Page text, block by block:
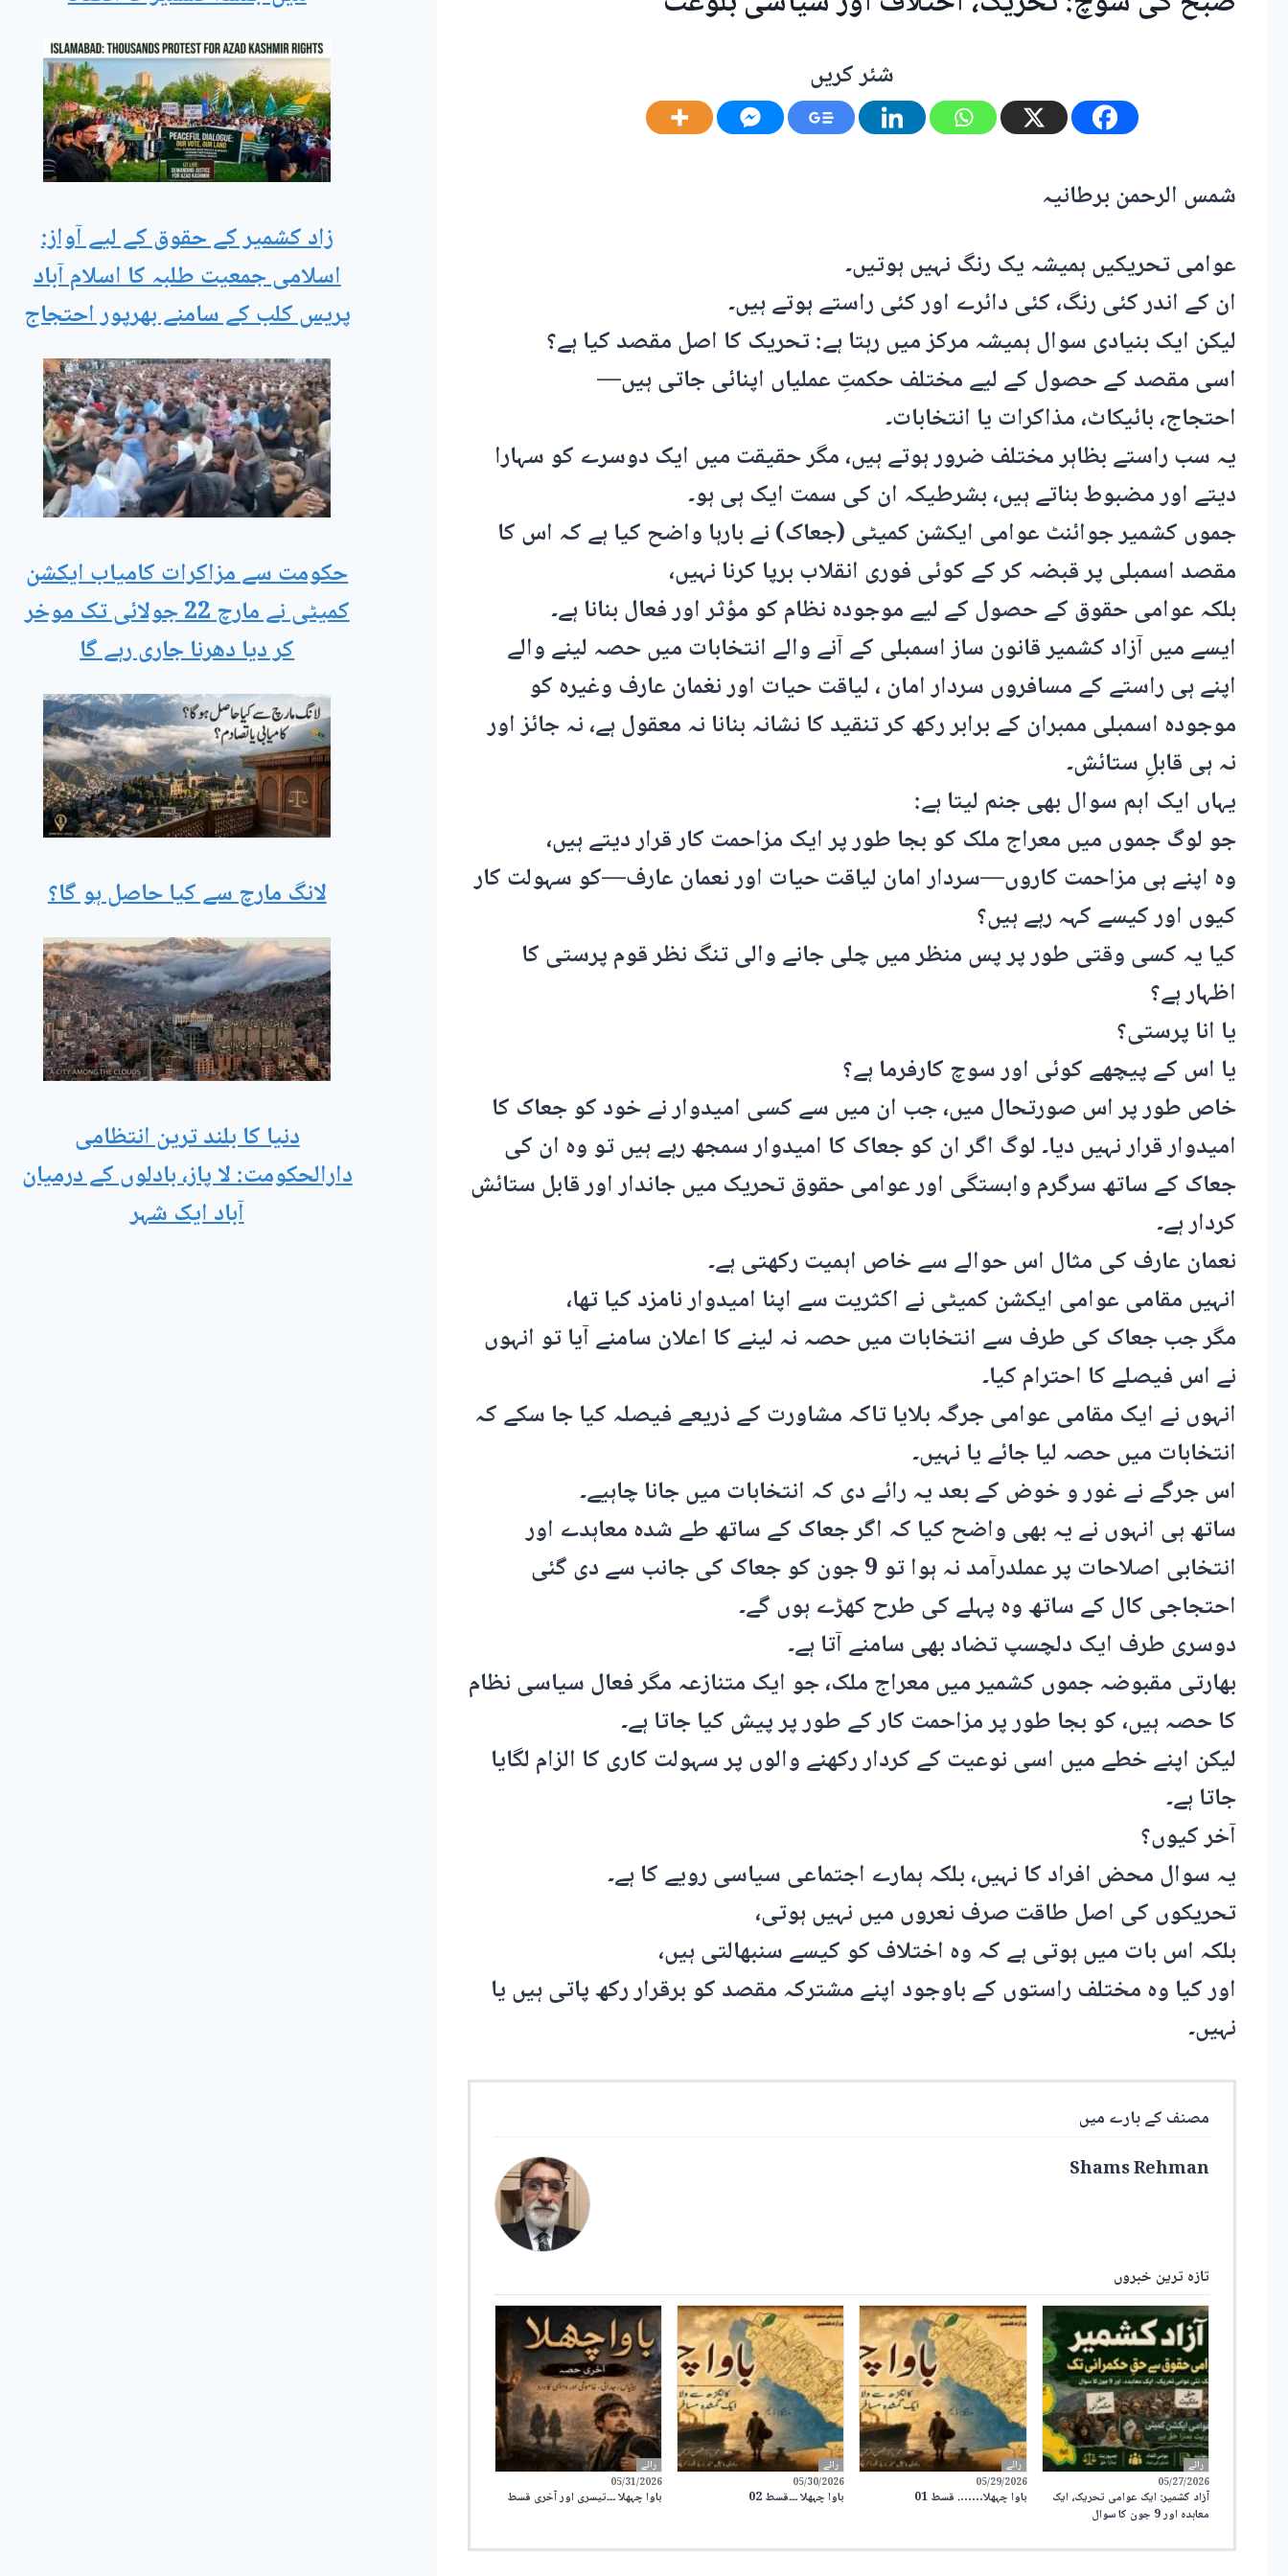
شئر کریں
شمس الرحمن برطانیہ
عوامی تحریکیں ہمیشہ یک رنگ نہیں ہوتیں۔
ان کے اندر کئی رنگ، کئی دائرے اور کئی راستے ہوتے ہیں۔
لیکن ایک بنیادی سوال ہمیشہ مرکز میں رہتا ہے: تحریک کا اصل مقصد کیا ہے؟
اسی مقصد کے حصول کے لیے مختلف حکمتِ عملیاں اپنائی جاتی ہیں—
احتجاج، بائیکاٹ، مذاکرات یا انتخابات۔
یہ سب راستے بظاہر مختلف ضرور ہوتے ہیں، مگر حقیقت میں ایک دوسرے کو سہارا
دیتے اور مضبوط بناتے ہیں، بشرطیکہ ان کی سمت ایک ہی ہو۔
جموں کشمیر جوائنٹ عوامی ایکشن کمیٹی (جعاک) نے بارہا واضح کیا ہے کہ اس کا
مقصد اسمبلی پر قبضہ کر کے کوئی فوری انقلاب برپا کرنا نہیں،
بلکہ عوامی حقوق کے حصول کے لیے موجودہ نظام کو مؤثر اور فعال بنانا ہے۔
ایسے میں آزاد کشمیر قانون ساز اسمبلی کے آنے والے انتخابات میں حصہ لینے والے
اپنے ہی راستے کے مسافروں سردار امان ، لیاقت حیات اور نغمان عارف وغیرہ کو
موجودہ اسمبلی ممبران کے برابر رکھ کر تنقید کا نشانہ بنانا نہ معقول ہے، نہ جائز اور
نہ ہی قابلِ ستائش۔
یہاں ایک اہم سوال بھی جنم لیتا ہے:
جو لوگ جموں میں معراج ملک کو بجا طور پر ایک مزاحمت کار قرار دیتے ہیں،
وہ اپنے ہی مزاحمت کاروں—سردار امان لیاقت حیات اور نعمان عارف—کو سہولت کار
کیوں اور کیسے کہہ رہے ہیں؟
کیا یہ کسی وقتی طور پر پس منظر میں چلی جانے والی تنگ نظر قوم پرستی کا
اظہار ہے؟
یا انا پرستی؟
یا اس کے پیچھے کوئی اور سوچ کارفرما ہے؟
خاص طور پر اس صورتحال میں، جب ان میں سے کسی امیدوار نے خود کو جعاک کا
امیدوار قرار نہیں دیا۔ لوگ اگر ان کو جعاک کا امیدوار سمجھ رہے ہیں تو وہ ان کی
جعاک کے ساتھ سرگرم وابستگی اور عوامی حقوق تحریک میں جاندار اور قابل ستائش
کردار ہے۔
نعمان عارف کی مثال اس حوالے سے خاص اہمیت رکھتی ہے۔
انہیں مقامی عوامی ایکشن کمیٹی نے اکثریت سے اپنا امیدوار نامزد کیا تھا،
مگر جب جعاک کی طرف سے انتخابات میں حصہ نہ لینے کا اعلان سامنے آیا تو انہوں
نے اس فیصلے کا احترام کیا۔
انہوں نے ایک مقامی عوامی جرگہ بلایا تاکہ مشاورت کے ذریعے فیصلہ کیا جا سکے کہ
انتخابات میں حصہ لیا جائے یا نہیں۔
اس جرگے نے غور و خوض کے بعد یہ رائے دی کہ انتخابات میں جانا چاہیے۔
ساتھ ہی انہوں نے یہ بھی واضح کیا کہ اگر جعاک کے ساتھ طے شدہ معاہدے اور
انتخابی اصلاحات پر عملدرآمد نہ ہوا تو 9 جون کو جعاک کی جانب سے دی گئی
احتجاجی کال کے ساتھ وہ پہلے کی طرح کھڑے ہوں گے۔
دوسری طرف ایک دلچسپ تضاد بھی سامنے آتا ہے۔
بھارتی مقبوضہ جموں کشمیر میں معراج ملک، جو ایک متنازعہ مگر فعال سیاسی نظام
کا حصہ ہیں، کو بجا طور پر مزاحمت کار کے طور پر پیش کیا جاتا ہے۔
لیکن اپنے خطے میں اسی نوعیت کے کردار رکھنے والوں پر سہولت کاری کا الزام لگایا
جاتا ہے۔
آخر کیوں؟
یہ سوال محض افراد کا نہیں، بلکہ ہمارے اجتماعی سیاسی رویے کا ہے۔
تحریکوں کی اصل طاقت صرف نعروں میں نہیں ہوتی،
بلکہ اس بات میں ہوتی ہے کہ وہ اختلاف کو کیسے سنبھالتی ہیں،
اور کیا وہ مختلف راستوں کے باوجود اپنے مشترکہ مقصد کو برقرار رکھ پاتی ہیں یا
نہیں۔
مصنف کے بارے میں
Shams Rehman
تازہ ترین خبروں
رائے
05/31/2026
باوا چہھلا ۔۔۔تیسری اور آخری قسط
رائے
05/30/2026
باوا چہھلا ۔۔۔قسط 02
رائے
05/29/2026
باوا چہھلا……. قسط 01
رائے
05/27/2026
آزاد کشمیر: ایک عوامی تحریک، ایک
معاہدہ اور 9 جون کا سوال
زاد کشمیر کے حقوق کے لیے آواز:
اسلامی جمعیت طلبہ کا اسلام آباد
پریس کلب کے سامنے بھرپور احتجاج
حکومت سے مزاکرات کامیاب ایکشن
کمیٹی نے مارچ 22 جولائی تک موخر
کر دیا دھرنا جاری رہے گا
لانگ مارچ سے کیا حاصل ہو گا؟
دنیا کا بلند ترین انتظامی
دارالحکومت: لا پاز، بادلوں کے درمیان
آباد ایک شہر